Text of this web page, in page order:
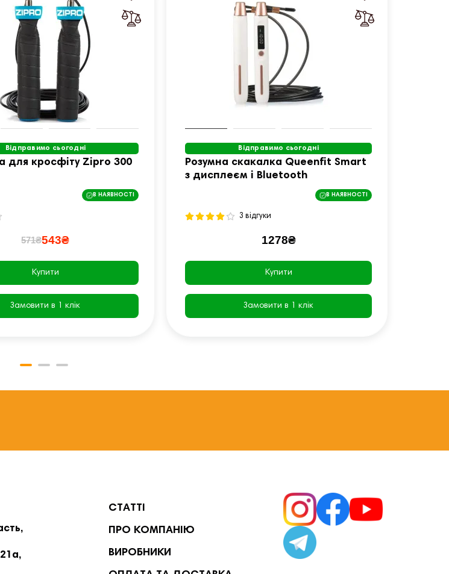
Відправимо сьогодні
для кросфіту Zipro 300
В НАЯВНОСТІ
571₴543₴
Купити
Замовити в 1 клік
Відправимо сьогодні
Розумна скакалка Queenfit Smart
з дисплеєм і Bluetooth
В НАЯВНОСТІ
3 відгуки
1278₴
Купити
Замовити в 1 клік
СТАТТІ
ПРО КОМПАНІЮ
ВИРОБНИКИ